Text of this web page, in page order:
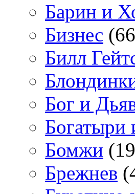
Барин и
Бизнес
Билл
Бог и
Богатыри
Бомжи
Брежнев